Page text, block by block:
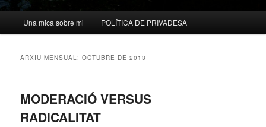
Una mica sobre mi POLÍTICA DE PRIVADESA
ARXIU MENSUAL:OCTUBRE DE 2013
MODERACIÓ VERSUS
RADICALITAT